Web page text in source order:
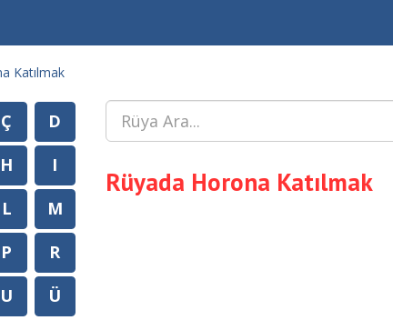
Katılmak
Rüyada Horona Katılmak
Ç
D
H
I
L
M
P
R
U
Ü